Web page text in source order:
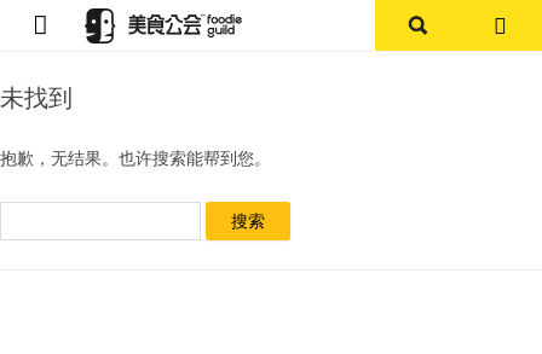
探店报告
未找到
抱歉，无结果。也许搜索能帮到您。
索：